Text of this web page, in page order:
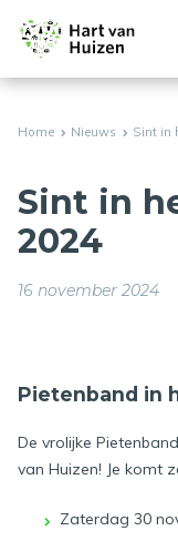
Home Nieuws Sint in
Sint in
2024
16 november 2024
Pietenband in
De vrolijke
van Huizen! Je komt
Zaterdag 30